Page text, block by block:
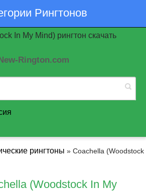
Рингтонов
In My Mind) рингтон скачать
Rington.com
рингтоны » Coachella (Woodstock
(Woodstock In My